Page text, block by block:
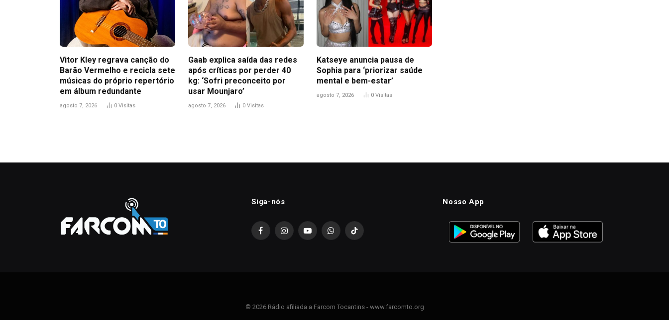
Vitor Kley regrava canção do
Barão Vermelho e recicla sete
músicas do próprio repertório
em álbum redundante
agosto 7, 2026 0 Visitas
Gaab explica saída das redes
após críticas por perder 40
kg: ‘Sofri preconceito por
usar Mounjaro’
agosto 7, 2026 0 Visitas
Katseye anuncia pausa de
Sophia para ‘priorizar saúde
mental e bem-estar’
agosto 7, 2026 0 Visitas
Siga-nós
FacebookInstagramYouTubeWhatsAppTikTok
Nosso App
© 2026 Rádio afiliada a Farcom Tocantins - www.farcomto.org